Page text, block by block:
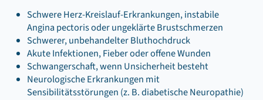
Schwere Herz-Kreislauf-Erkrankungen, instabile
Angina pectoris oder ungeklärte Brustschmerzen
Schwerer, unbehandelter Bluthochdruck
Akute Infektionen, Fieber oder offene Wunden
Schwangerschaft, wenn Unsicherheit besteht
Neurologische Erkrankungen mit
Sensibilitätsstörungen (z. B. diabetische Neuropathie)